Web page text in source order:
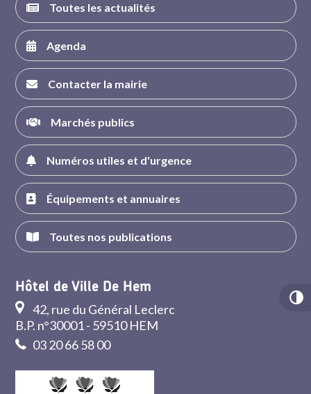
Toutes les actualités
Agenda
Contacter la mairie
Marchés publics
Numéros utiles et d'urgence
Équipements et annuaires
Toutes nos publications
Hôtel de Ville De Hem
42, rue du Général Leclerc
B.P. n°30001 - 59510 HEM
03 20 66 58 00